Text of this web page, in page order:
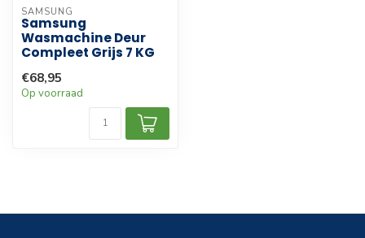
SAMSUNG
Samsung
Wasmachine Deur
Compleet Grijs 7 KG
€68,95
Op voorraad